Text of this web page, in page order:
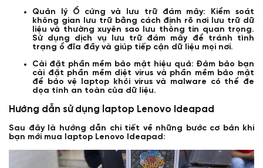
Quản lý Ổ cứng và lưu trữ đám mây: Kiểm soát
không gian lưu trữ bằng cách định rõ nơi lưu trữ dữ
liệu và thường xuyên sao lưu thông tin quan trọng.
Sử dụng dịch vụ lưu trữ đám mây để tránh tình
trạng ổ đĩa đầy và giúp tiếp cận dữ liệu mọi nơi.
Cài đặt phần mềm bảo mật hiệu quả: Đảm bảo bạn
cài đặt phần mềm diệt virus và phần mềm bảo mật
để bảo vệ laptop khỏi virus và malware có thể đe
dọa tính an toàn của dữ liệu.
Hướng dẫn sử dụng laptop Lenovo Ideapad
Sau đây là hướng dẫn chi tiết về những bước cơ bản khi
bạn mới mua laptop Lenovo Ideapad: